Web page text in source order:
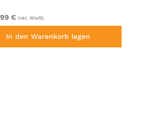
€ inkl. MwSt.
In den Warenkorb legen